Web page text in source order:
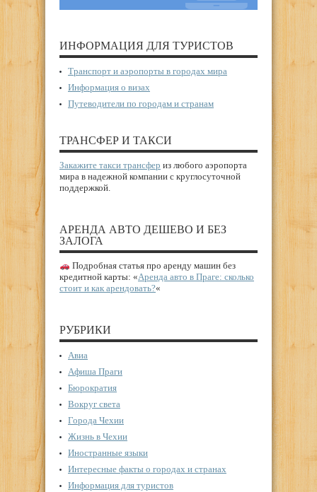
ИНФОРМАЦИЯ ДЛЯ ТУРИСТОВ
Транспорт и аэропорты в городах мира
Информация о визах
Путеводители по городам и странам
ТРАНСФЕР И ТАКСИ
Закажите такси трансфер из любого аэропорта
мира в надежной компании с круглосуточной
поддержкой.
АРЕНДА АВТО ДЕШЕВО И БЕЗ
ЗАЛОГА
Подробная статья про аренду машин без
кредитной карты: «Аренда авто в Праге: сколько
стоит и как арендовать?«
РУБРИКИ
Авиа
Афиша Праги
Бюрократия
Вокруг света
Города Чехии
Жизнь в Чехии
Иностранные языки
Интересные факты о городах и странах
Информация для туристов